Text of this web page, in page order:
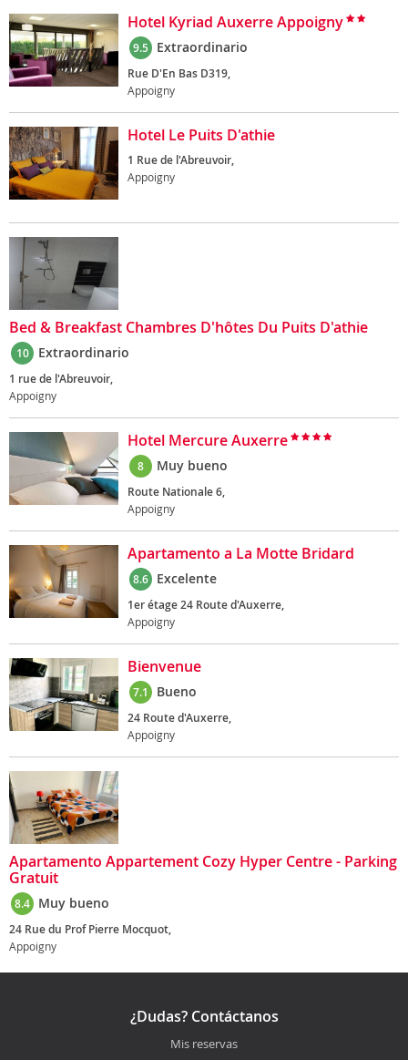
Hotel Kyriad Auxerre Appoigny
9.5 Extraordinario
Rue D'En Bas D319,
Appoigny
Hotel Le Puits D'athie
1 Rue de l'Abreuvoir,
Appoigny
Bed & Breakfast Chambres D'hôtes Du Puits D'athie
10 Extraordinario
1 rue de l'Abreuvoir,
Appoigny
Hotel Mercure Auxerre
8 Muy bueno
Route Nationale 6,
Appoigny
Apartamento a La Motte Bridard
8.6 Excelente
1er étage 24 Route d'Auxerre,
Appoigny
Bienvenue
7.1 Bueno
24 Route d'Auxerre,
Appoigny
Apartamento Appartement Cozy Hyper Centre - Parking
Gratuit
8.4 Muy bueno
24 Rue du Prof Pierre Mocquot,
Appoigny
¿Dudas? Contáctanos
Mis reservas